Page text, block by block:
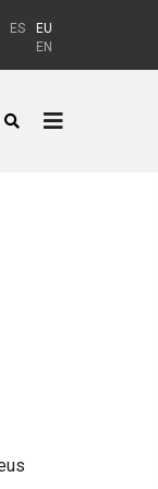
EU
ES
EN